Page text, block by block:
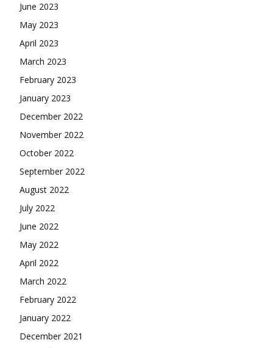
June 2023
May 2023
April 2023
March 2023
February 2023
January 2023
December 2022
November 2022
October 2022
September 2022
August 2022
July 2022
June 2022
May 2022
April 2022
March 2022
February 2022
January 2022
December 2021